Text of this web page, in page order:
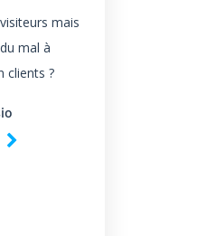
mais
mal à
clients ?